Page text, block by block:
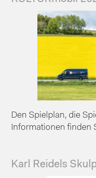
Den Spielplan, die
Informationen finden
Karl Reidels